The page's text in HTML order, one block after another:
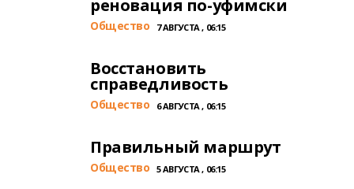
реновация по-уфимски
Общество 7 АВГУСТА , 06:15
Восстановить
справедливость
Общество 6 АВГУСТА , 06:15
Правильный маршрут
Общество 5 АВГУСТА , 06:15